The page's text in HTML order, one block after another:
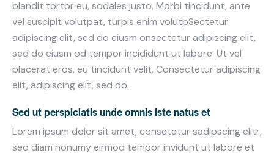
blandit tortor eu, sodales justo. Morbi tincidunt, ante
vel suscipit volutpat, turpis enim volutpSectetur
adipiscing elit, sed do eiusm onsectetur adipiscing elit,
sed do eiusm od tempor incididunt ut labore. Ut vel
placerat eros, eu tincidunt velit. Consectetur adipiscing
elit, adipiscing elit, sed do.
Sed ut perspiciatis unde omnis iste natus et
Lorem ipsum dolor sit amet, consetetur sadipscing elitr,
sed diam nonumy eirmod tempor invidunt ut labore et